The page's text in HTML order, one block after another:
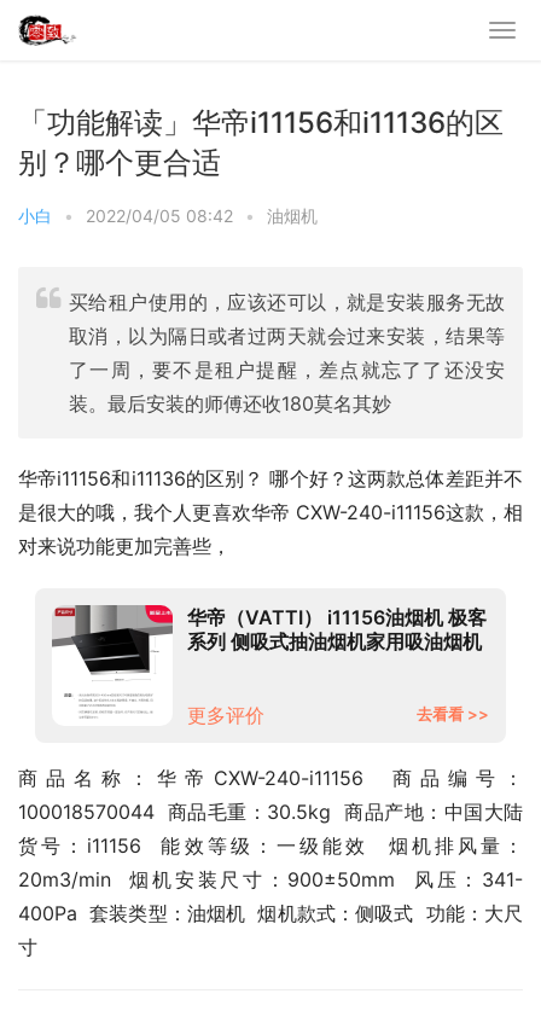
「功能解读」华帝i11156和i11136的区
别？哪个更合适
小白 • 2022/04/05 08:42 • 油烟机
买给租户使用的，应该还可以，就是安装服务无故
取消，以为隔日或者过两天就会过来安装，结果等
了一周，要不是租户提醒，差点就忘了了还没安
装。最后安装的师傅还收180莫名其妙
华帝i11156和i11136的区别？ 哪个好？这两款总体差距并不
是很大的哦，我个人更喜欢华帝 CXW-240-i11156这款，相
对来说功能更加完善些，
华帝（VATTI） i11156油烟机 极客
系列 侧吸式抽油烟机家用吸油烟机
更多评价 去看看 >>
商品名称：华帝CXW-240-i11156  商品编号：
100018570044  商品毛重：30.5kg  商品产地：中国大陆
货号：i11156  能效等级：一级能效  烟机排风量：
20m3/min  烟机安装尺寸：900±50mm  风压：341-
400Pa  套装类型：油烟机  烟机款式：侧吸式  功能：大尺
寸